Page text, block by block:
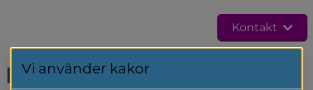
Kontakt
Medborgarförslag
Vi använder kakor